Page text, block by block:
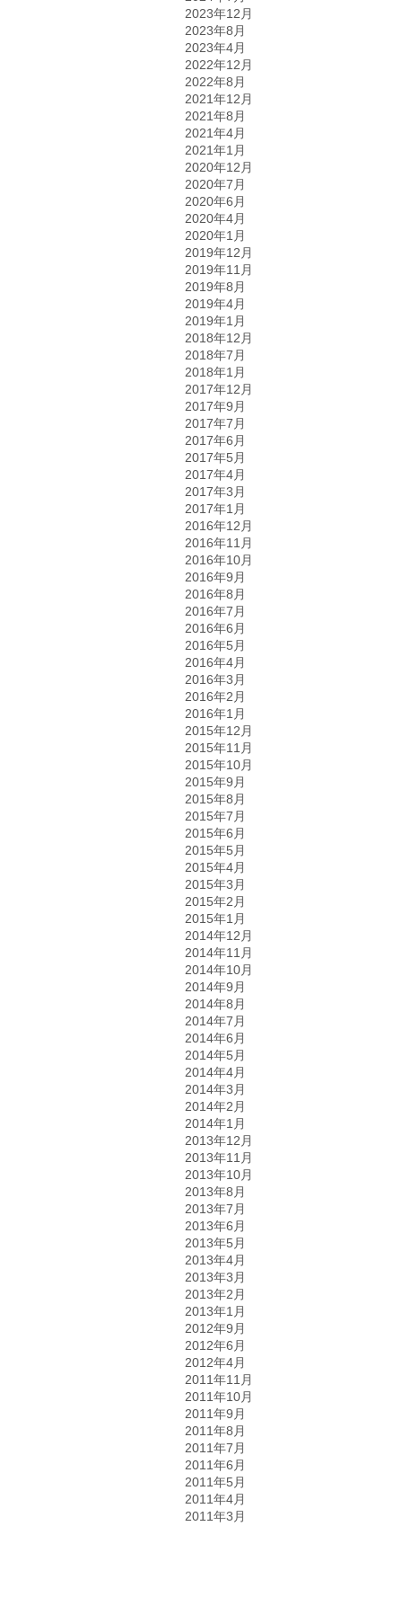
2023年12月
2023年8月
2023年4月
2022年12月
2022年8月
2021年12月
2021年8月
2021年4月
2021年1月
2020年12月
2020年7月
2020年6月
2020年4月
2020年1月
2019年12月
2019年11月
2019年8月
2019年4月
2019年1月
2018年12月
2018年7月
2018年1月
2017年12月
2017年9月
2017年7月
2017年6月
2017年5月
2017年4月
2017年3月
2017年1月
2016年12月
2016年11月
2016年10月
2016年9月
2016年8月
2016年7月
2016年6月
2016年5月
2016年4月
2016年3月
2016年2月
2016年1月
2015年12月
2015年11月
2015年10月
2015年9月
2015年8月
2015年7月
2015年6月
2015年5月
2015年4月
2015年3月
2015年2月
2015年1月
2014年12月
2014年11月
2014年10月
2014年9月
2014年8月
2014年7月
2014年6月
2014年5月
2014年4月
2014年3月
2014年2月
2014年1月
2013年12月
2013年11月
2013年10月
2013年8月
2013年7月
2013年6月
2013年5月
2013年4月
2013年3月
2013年2月
2013年1月
2012年9月
2012年6月
2012年4月
2011年11月
2011年10月
2011年9月
2011年8月
2011年7月
2011年6月
2011年5月
2011年4月
2011年3月